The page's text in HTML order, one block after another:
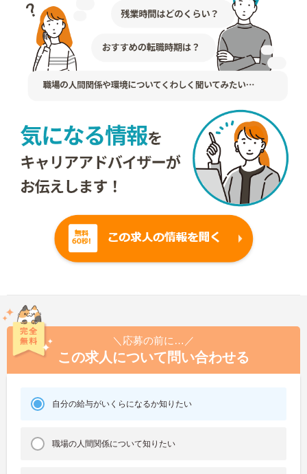
＼応募の前に…／
この求人について問い合わせる
自分の給与がいくらになるか知りたい
職場の人間関係について知りたい